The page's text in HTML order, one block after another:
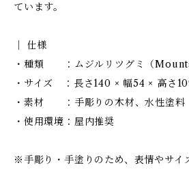
ています。
│ 仕様
・種類 ：ムジルリツグミ（
・サイズ ：長さ140 × 幅54 × 高さ
・素材 ：手彫りの木材、水性塗料
・使用環境：屋内推奨
※手彫り・手塗りのため、表情やサイ